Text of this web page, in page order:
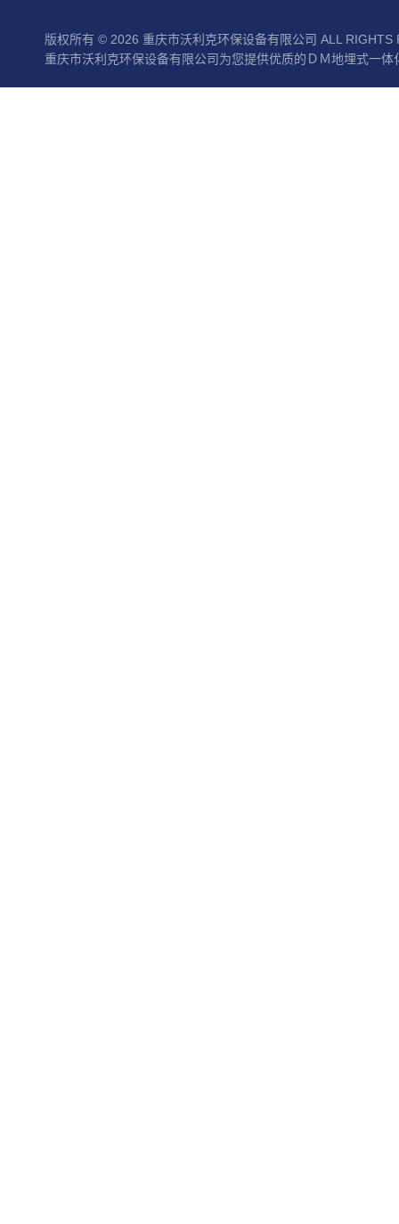
版权所有 © 2026 重庆市沃利克环保设备有限公司 ALL RIGHTS
重庆市沃利克环保设备有限公司为您提供优质的ＤＭ地埋式一